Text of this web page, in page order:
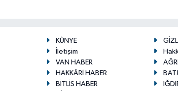
KÜNYE
İletişim
VAN HABER
HAKKÂRİ HABER
BİTLİS HABER